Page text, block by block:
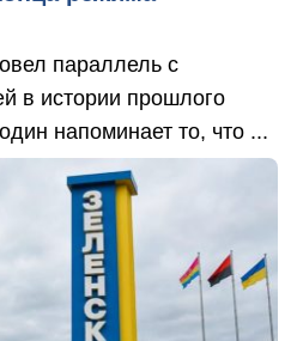
параллель с
в истории прошлого
напоминает то, что ...